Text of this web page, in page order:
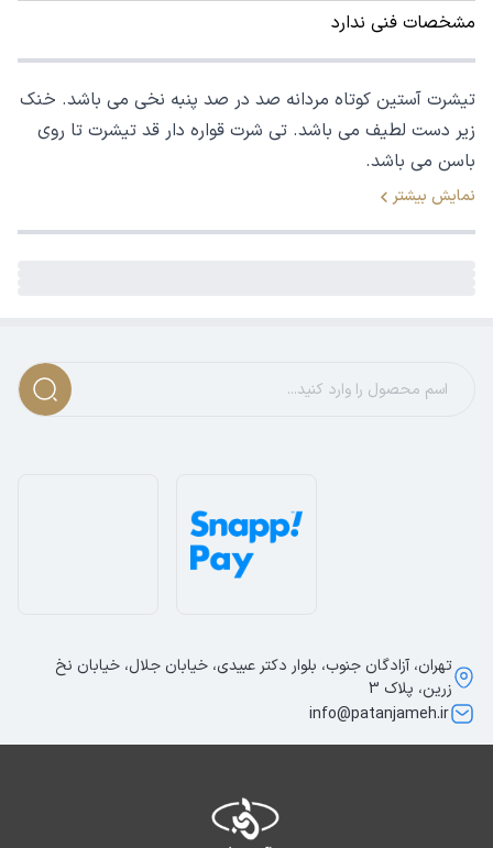
مشخصات فنی ندارد
تیشرت آستین کوتاه مردانه صد در صد پنبه نخی می باشد. خنک
زیر دست لطیف می باشد. تی شرت قواره دار قد تیشرت تا روی
باسن می باشد.
نمایش بیشتر
تهران، آزادگان جنوب، بلوار دکتر عبیدی، خیابان جلال، خیابان نخ
زرین، پلاک 3
info@patanjameh.ir